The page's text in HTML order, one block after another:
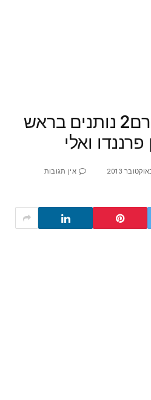
בגלל המוזיקה: רם2 נותנים בראש
ואלי
אין תגובות